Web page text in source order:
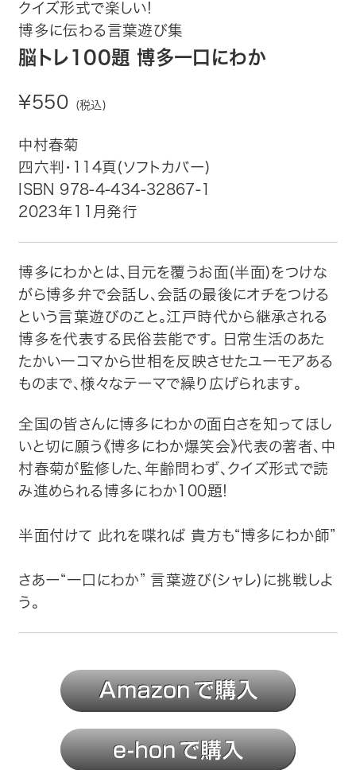
社会・思想・哲学
ご案内
トップ
自費出版したい方
メディア紹介
購入方法
お問い合わせ
画像・文章の使用について
企業情報
クイズ形式で楽しい!
博多に伝わる言葉遊び集
脳トレ100題 博多一口にわか
¥550 (税込)
中村春菊
四六判・114頁(ソフトカバー)
ISBN 978-4-434-32867-1
2023年11月発行
博多にわかとは、目元を覆うお面(半面)をつけな
がら博多弁で会話し、会話の最後にオチをつける
という言葉遊びのこと。江戸時代から継承される
博多を代表する民俗芸能です。 日常生活のあた
たかい一コマから世相を反映させたユーモアある
ものまで、様々なテーマで繰り広げられます。
全国の皆さんに博多にわかの面白さを知ってほし
いと切に願う《博多にわか爆笑会》代表の著者、中
村春菊が監修した、年齢問わず、クイズ形式で読
み進められる博多にわか100題!
半面付けて 此れを喋れば 貴方も“博多にわか師”
さあー“一口にわか” 言葉遊び(シャレ)に挑戦しよ
う。